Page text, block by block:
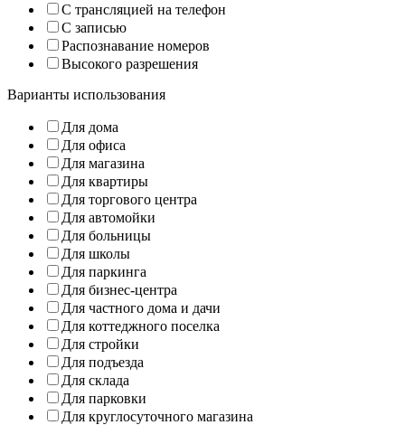
С трансляцией на телефон
С записью
Распознавание номеров
Высокого разрешения
Варианты использования
Для дома
Для офиса
Для магазина
Для квартиры
Для торгового центра
Для автомойки
Для больницы
Для школы
Для паркинга
Для бизнес-центра
Для частного дома и дачи
Для коттеджного поселка
Для стройки
Для подъезда
Для склада
Для парковки
Для круглосуточного магазина